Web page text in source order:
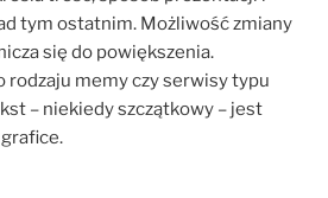
tym ostatnim. Możliwość zmiany
się do powiększenia.
rodzaju memy czy serwisy typu
– niekiedy szczątkowy – jest